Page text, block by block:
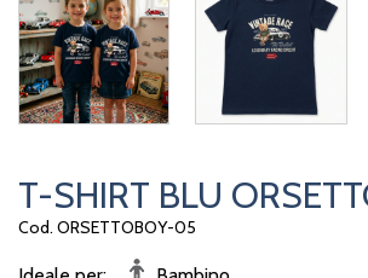
T-SHIRT BLU
Cod. ORSETTOBOY-05